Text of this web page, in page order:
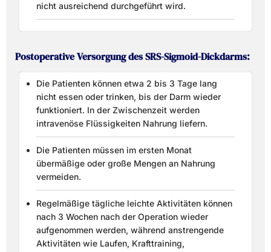
nicht ausreichend durchgeführt wird.
Postoperative Versorgung des SRS-Sigmoid-Dickdarms:
Die Patienten können etwa 2 bis 3 Tage lang
nicht essen oder trinken, bis der Darm wieder
funktioniert. In der Zwischenzeit werden
intravenöse Flüssigkeiten Nahrung liefern.
Die Patienten müssen im ersten Monat
übermäßige oder große Mengen an Nahrung
vermeiden.
Regelmäßige tägliche leichte Aktivitäten können
nach 3 Wochen nach der Operation wieder
aufgenommen werden, während anstrengende
Aktivitäten wie Laufen, Krafttraining,